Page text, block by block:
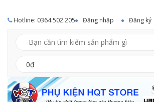
Hotline: 0364.502.205 Đăng nhập Đăng ký
0₫